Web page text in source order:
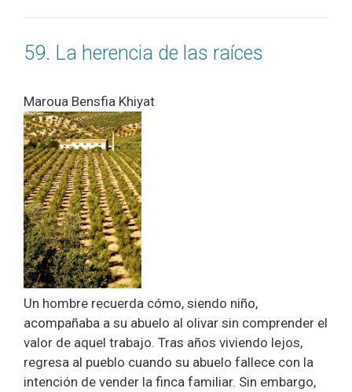
59. La herencia de las raíces
Maroua Bensfia Khiyat
Un hombre recuerda cómo, siendo niño,
acompañaba a su abuelo al olivar sin comprender el
valor de aquel trabajo. Tras años viviendo lejos,
regresa al pueblo cuando su abuelo fallece con la
intención de vender la finca familiar. Sin embargo,